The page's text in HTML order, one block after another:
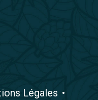
Légales •